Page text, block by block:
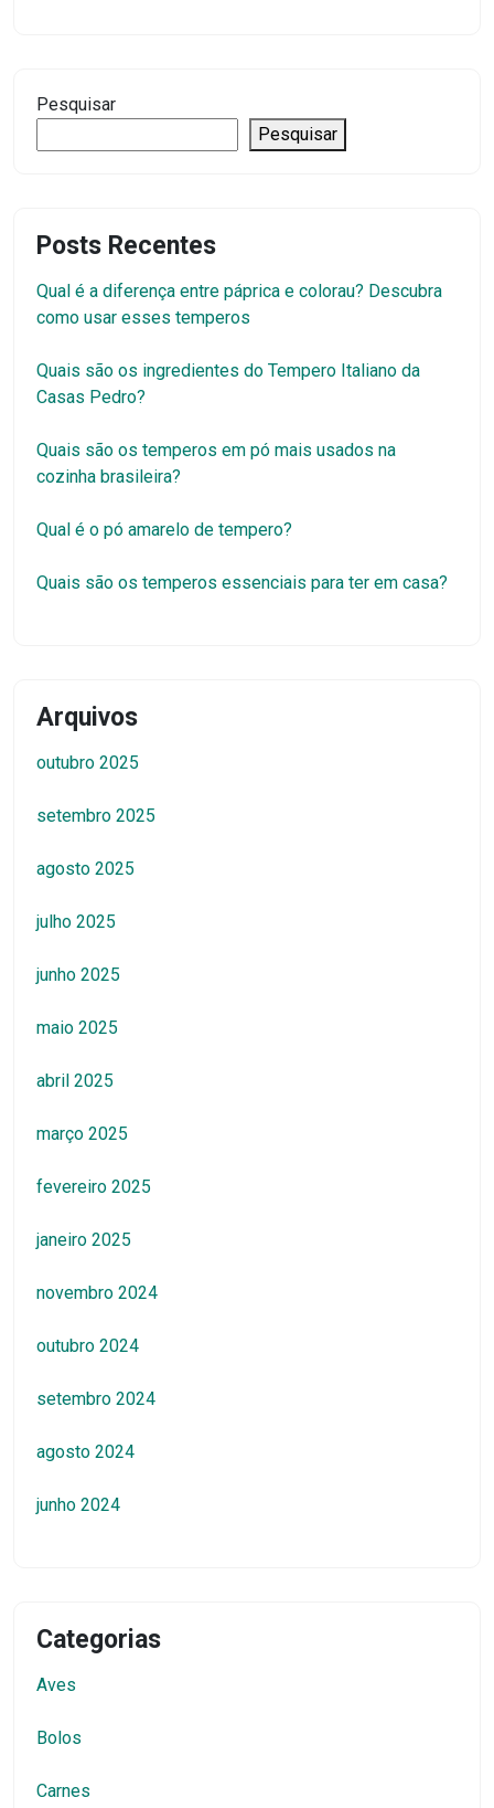
Pesquisar
Pesquisar
Posts Recentes
Qual é a diferença entre páprica e colorau? Descubra
como usar esses temperos
Quais são os ingredientes do Tempero Italiano da
Casas Pedro?
Quais são os temperos em pó mais usados na
cozinha brasileira?
Qual é o pó amarelo de tempero?
Quais são os temperos essenciais para ter em casa?
Arquivos
outubro 2025
setembro 2025
agosto 2025
julho 2025
junho 2025
maio 2025
abril 2025
março 2025
fevereiro 2025
janeiro 2025
novembro 2024
outubro 2024
setembro 2024
agosto 2024
junho 2024
Categorias
Aves
Bolos
Carnes